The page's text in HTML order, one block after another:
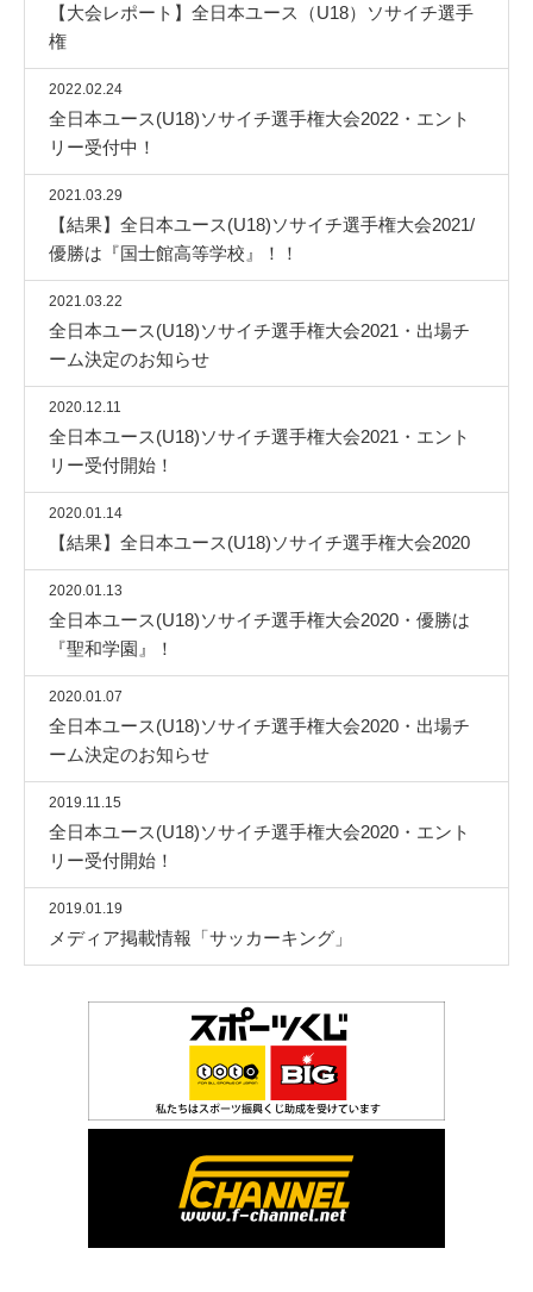
【大会レポート】全日本ユース（U18）ソサイチ選手
権
2022.02.24
全日本ユース(U18)ソサイチ選手権大会2022・エント
リー受付中！
2021.03.29
【結果】全日本ユース(U18)ソサイチ選手権大会2021/
優勝は『国士館高等学校』！！
2021.03.22
全日本ユース(U18)ソサイチ選手権大会2021・出場チ
ーム決定のお知らせ
2020.12.11
全日本ユース(U18)ソサイチ選手権大会2021・エント
リー受付開始！
2020.01.14
【結果】全日本ユース(U18)ソサイチ選手権大会2020
2020.01.13
全日本ユース(U18)ソサイチ選手権大会2020・優勝は
『聖和学園』！
2020.01.07
全日本ユース(U18)ソサイチ選手権大会2020・出場チ
ーム決定のお知らせ
2019.11.15
全日本ユース(U18)ソサイチ選手権大会2020・エント
リー受付開始！
2019.01.19
メディア掲載情報「サッカーキング」